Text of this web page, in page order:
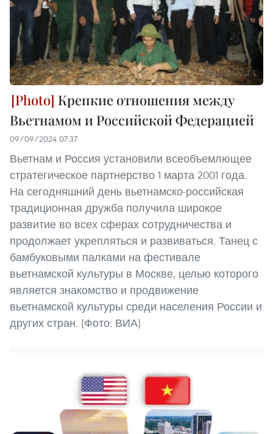
Крепкие отношения между
Вьетнамом и Российской Федерацией
09/09/2024 07:37
Вьетнам и Россия установили всеобъемлющее
стратегическое партнерство 1 марта 2001 года.
На сегодняшний день вьетнамско-российская
традиционная дружба получила широкое
развитие во всех сферах сотрудничества и
продолжает укрепляться и развиваться. Танец с
бамбуковыми палками на фестивале
вьетнамской культуры в Москве, целью которого
является знакомство и продвижение
вьетнамской культуры среди населения России и
других стран. (Фото: ВИА)